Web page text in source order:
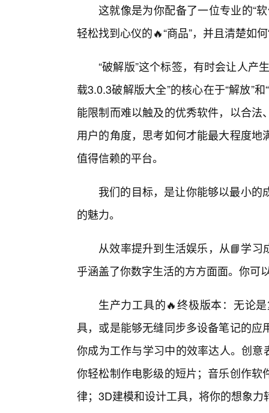
这就像是为你配备了一位专业的“
轻松找到心仪的🔥“商品”，并且清楚如何
“破解版”这个标签，有时会让人产
载3.0.3破解版大全”的核心在于“解放”
能限制而难以触及的优秀软件，以合
用户的角度，思考如何才能最大程度
值得信赖的平台。
我们的目标，是让你能够以最小
的魅力。
从效率提升到生活娱乐，从📘学习
乎涵盖了你数字生活的方方面面。你可
生产力工具的🔥终极版本：无论
具，或是能够无缝同步多设备笔记的
你成为工作与学习中的效率达人。创
你轻松制作电影级的短片；音乐创作
律；3D建模和设计工具，将你的想象力